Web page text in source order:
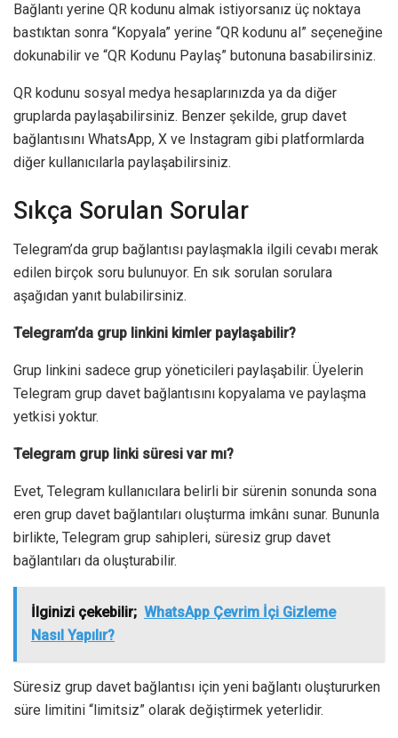
Bağlantı yerine QR kodunu almak istiyorsanız üç noktaya
bastıktan sonra “Kopyala” yerine “QR kodunu al” seçeneğine
dokunabilir ve “QR Kodunu Paylaş” butonuna basabilirsiniz.
QR kodunu sosyal medya hesaplarınızda ya da diğer
gruplarda paylaşabilirsiniz. Benzer şekilde, grup davet
bağlantısını WhatsApp, X ve Instagram gibi platformlarda
diğer kullanıcılarla paylaşabilirsiniz.
Sıkça Sorulan Sorular
Telegram’da grup bağlantısı paylaşmakla ilgili cevabı merak
edilen birçok soru bulunuyor. En sık sorulan sorulara
aşağıdan yanıt bulabilirsiniz.
Telegram’da grup linkini kimler paylaşabilir?
Grup linkini sadece grup yöneticileri paylaşabilir. Üyelerin
Telegram grup davet bağlantısını kopyalama ve paylaşma
yetkisi yoktur.
Telegram grup linki süresi var mı?
Evet, Telegram kullanıcılara belirli bir sürenin sonunda sona
eren grup davet bağlantıları oluşturma imkânı sunar. Bununla
birlikte, Telegram grup sahipleri, süresiz grup davet
bağlantıları da oluşturabilir.
İlginizi çekebilir; WhatsApp Çevrim İçi Gizleme
Nasıl Yapılır?
Süresiz grup davet bağlantısı için yeni bağlantı oluştururken
süre limitini “limitsiz” olarak değiştirmek yeterlidir.